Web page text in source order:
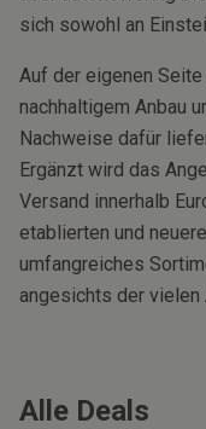
sich sowohl an
Auf der eigenen
nachhaltigem Anbau
Nachweise dafür
Ergänzt wird das
Versand innerhalb
etablierten und
umfangreiches
angesichts der vielen
Alle Deals